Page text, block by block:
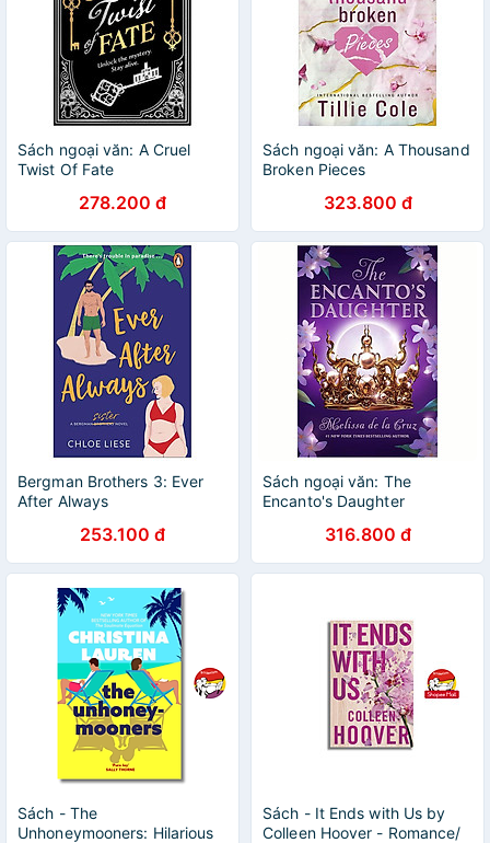
Sách ngoại văn: A Cruel
Twist Of Fate
278.200 đ
Sách ngoại văn: A Thousand
Broken Pieces
323.800 đ
Bergman Brothers 3: Ever
After Always
253.100 đ
Sách ngoại văn: The
Encanto's Daughter
316.800 đ
Sách - The
Unhoneymooners: Hilarious
Sách - It Ends with Us by
Colleen Hoover - Romance/